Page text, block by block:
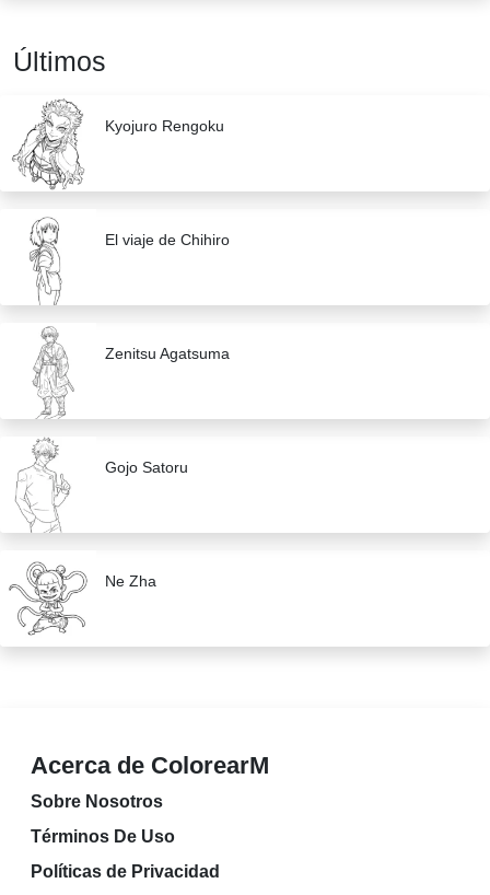
Últimos
Kyojuro Rengoku
El viaje de Chihiro
Zenitsu Agatsuma
Gojo Satoru
Ne Zha
Acerca de ColorearM
Sobre Nosotros
Términos De Uso
Políticas de Privacidad